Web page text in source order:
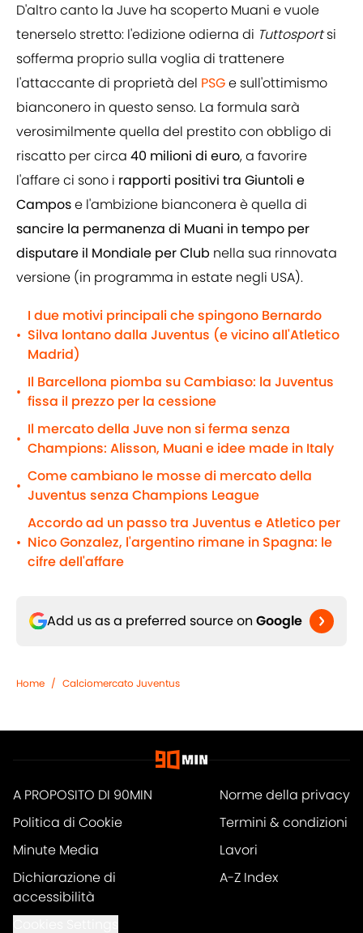
D'altro canto la Juve ha scoperto Muani e vuole
tenerselo stretto: l'edizione odierna di Tuttosportsi
sofferma proprio sulla voglia di trattenere
l'attaccante di proprietà del PSGe sull'ottimismo
bianconero in questo senso. La formula sarà
verosimilmente quella del prestito con obbligo di
riscatto per circa 40 milioni di euro, a favorire
l'affare ci sono i rapporti positivi tra Giuntoli e
Campose l'ambizione bianconera è quella di
sancire la permanenza di Muani in tempo per
disputare il Mondiale per Club nella sua rinnovata
versione (in programma in estate negli USA).
•
I due motivi principali che spingono Bernardo
Silva lontano dalla Juventus (e vicino all'Atletico
Madrid)
•
Il Barcellona piomba su Cambiaso: la Juventus
fissa il prezzo per la cessione
•
Il mercato della Juve non si ferma senza
Champions: Alisson, Muani e idee made in Italy
•
Come cambiano le mosse di mercato della
Juventus senza Champions League
•
Accordo ad un passo tra Juventus e Atletico per
Nico Gonzalez, l'argentino rimane in Spagna: le
cifre dell'affare
Add us as a preferred source on Google
Home / Calciomercato Juventus
A PROPOSITO DI 90MIN
Norme della privacy
Politica di Cookie
Termini & condizioni
Minute Media
Lavori
Dichiarazione di
accessibilità
A-Z Index